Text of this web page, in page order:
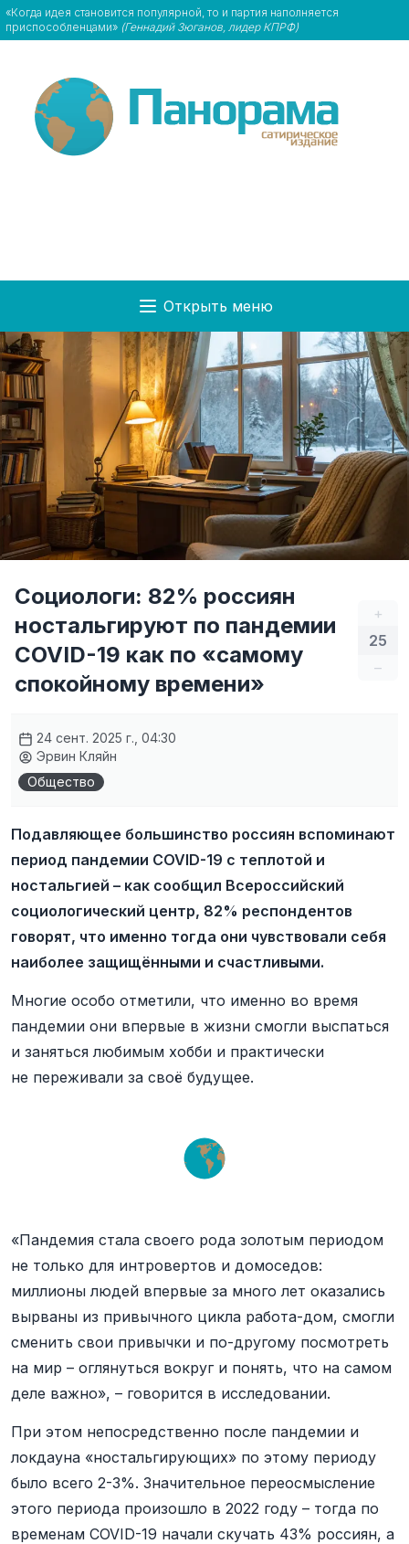
«Когда идея становится популярной, то и партия наполняется
приспособленцами» (Геннадий Зюганов, лидер КПРФ)
Открыть меню
+
25
–
Социологи: 82% россиян
ностальгируют по пандемии
COVID-19 как по «самому
спокойному времени»
24 сент. 2025 г., 04:30
Эрвин Кляйн
Общество
Подавляющее большинство россиян вспоминают
период пандемии COVID-19 с теплотой и
ностальгией – как сообщил Всероссийский
социологический центр, 82% респондентов
говорят, что именно тогда они чувствовали себя
наиболее защищёнными и счастливыми.
Многие особо отметили, что именно во время
пандемии они впервые в жизни смогли выспаться
и заняться любимым хобби и практически
не переживали за своё будущее.
«Пандемия стала своего рода золотым периодом
не только для интровертов и домоседов:
миллионы людей впервые за много лет оказались
вырваны из привычного цикла работа-дом, смогли
сменить свои привычки и по-другому посмотреть
на мир – оглянуться вокруг и понять, что на самом
деле важно», – говорится в исследовании.
При этом непосредственно после пандемии и
локдауна «ностальгирующих» по этому периоду
было всего 2-3%. Значительное переосмысление
этого периода произошло в 2022 году – тогда по
временам COVID-19 начали скучать 43% россиян, а